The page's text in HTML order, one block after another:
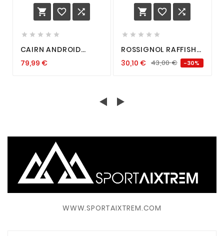
  
    
CAIRN ANDROID
79,99 €
  
    
ROSSIGNOL RAFFISH
30,10 € 43,00€ -30%
WWW.SPORTAIXTREM.COM